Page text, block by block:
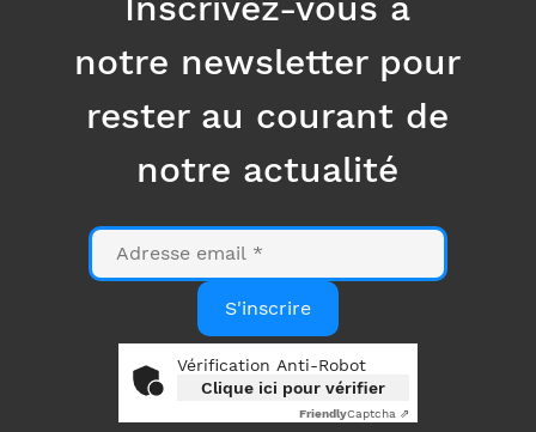
notre actualité
mail
S'inscrire
Vérification Anti-Robot
Clique ici pour vérifier
En cliquant sur le bouton « S’inscrire », vous
consentez à l’utilisation de votre email à des fins
d’envoi d’informations liées à l’actualité de